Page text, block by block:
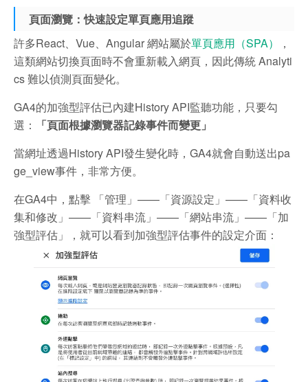
頁面瀏覽：快速設定單頁應用追蹤
許多React、Vue、Angular 網站屬於單頁應用（SPA）
，
這類網站切換頁面時不會重新載入網頁，因此傳統 Analyti
cs 難以偵測頁面變化。
GA4的加強型評估已內建History API監聽功能，只要勾
選：
「頁面根據瀏覽器記錄事件而變更」
當網址透過History API發生變化時，GA4就會自動送出pa
ge_view事件，非常方便。
在GA4中，點擊 「管理」——「資源設定」——「資料收
集和修改」——「資料串流」——「網站串流」——「加
強型評估」，就可以看到加強型評估事件的設定介面：